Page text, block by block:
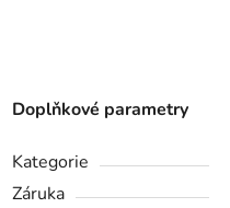
Doplňkové parametry
Kategorie
Záruka